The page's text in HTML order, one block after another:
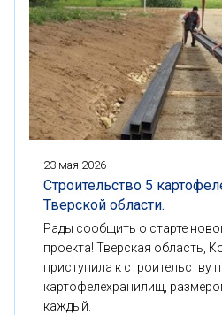
23 мая 2026
Строительство 5
Тверской области.
Рады сообщить о старте
проекта! Тверская область,
приступила к строительству
картофелехранилищ,
каждый.